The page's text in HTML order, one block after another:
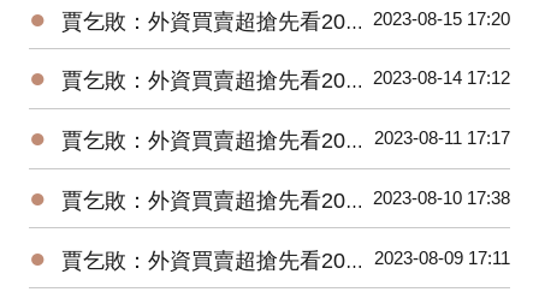
● 賈乞敗：外資買賣超搶先看20230815 2023-08-15 17:20
● 賈乞敗：外資買賣超搶先看20230814 2023-08-14 17:12
● 賈乞敗：外資買賣超搶先看20230811 2023-08-11 17:17
● 賈乞敗：外資買賣超搶先看20230810 2023-08-10 17:38
● 賈乞敗：外資買賣超搶先看20230809 2023-08-09 17:11